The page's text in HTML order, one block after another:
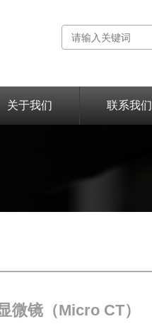
关于我们 联系我们
微镜（Micro CT）